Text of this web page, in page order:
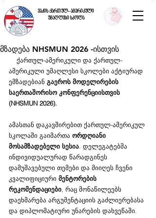
ვაკის ქართულ- ამერიკული
უმაღლესი სკოლა
მზადება NHSMUN 2026 -ისთვის
ამერიკული უმაღლესი სკოლები აქტიურად
ემზადებიან გაეროს მოდელირების
საერთაშორისო კონფერენციისთვის
(NHSMUN 2026).
ამასთან დაკავშირებით ქართულ-ამერიკულ
სკოლაში გაიმართა ორდღიანი
მოსამზადებელი სესია. დელეგატებმა
ინდივიდუალურად წარადგინეს
დამუშავებული თემები და მიიღეს ჩვენი
კვალიფიციური მენტორების
რეკომენდაციები, რაც მონაწილეებს
დაეხმარება არგუმენტაციის გაძლიერებასა
და დიპლომატიური უნარების დახვეწაში.